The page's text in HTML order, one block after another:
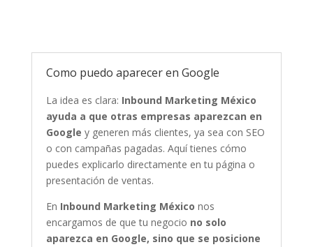
Como puedo aparecer en Google
La idea es clara: Inbound Marketing México
ayuda a que otras empresas aparezcan en
Google y generen más clientes, ya sea con SEO
o con campañas pagadas. Aquí tienes cómo
puedes explicarlo directamente en tu página o
presentación de ventas.
En Inbound Marketing México nos
encargamos de que tu negocio no solo
aparezca en Google, sino que se posicione